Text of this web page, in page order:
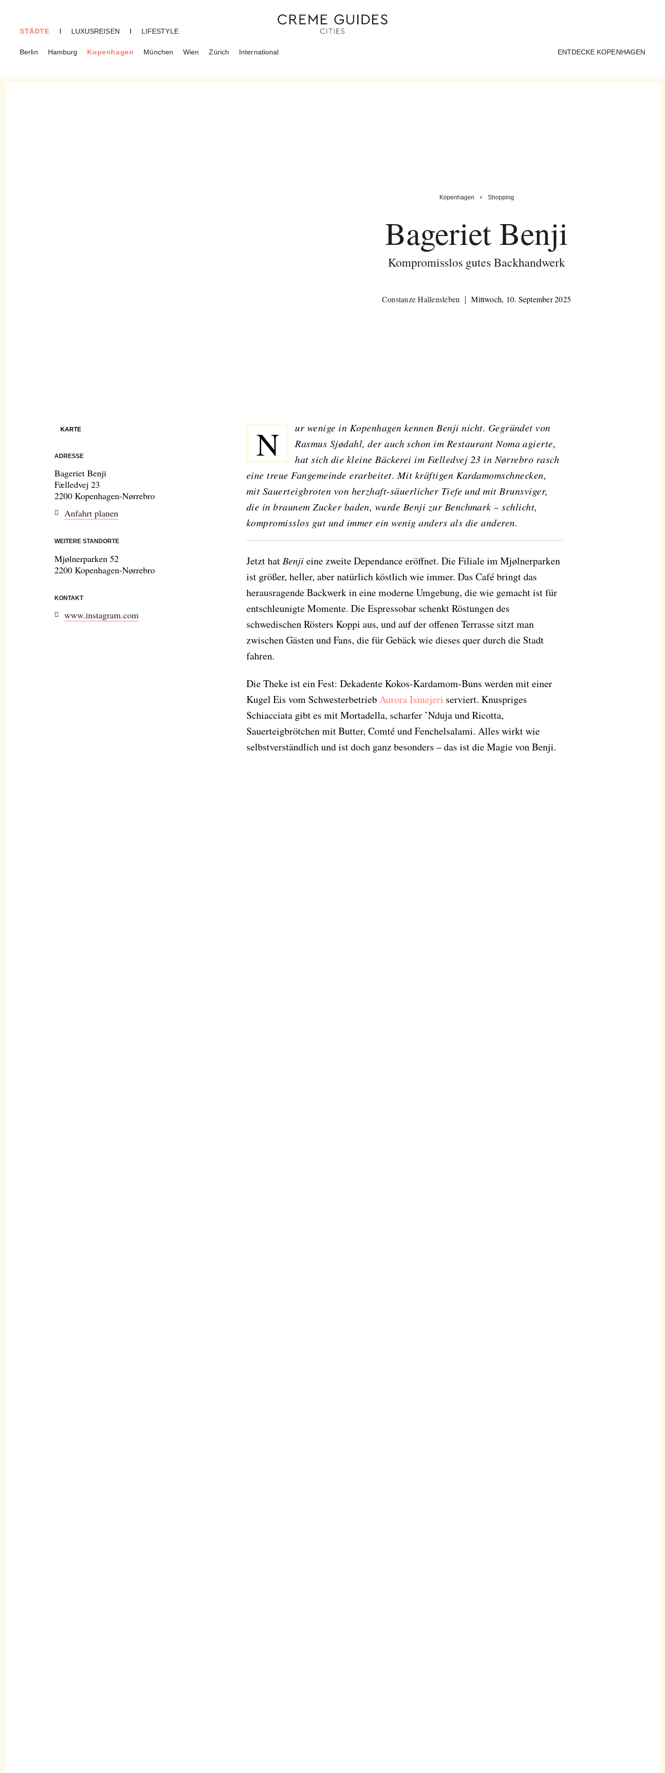
STÄDTE
Berlin Hamburg Kopenhagen München Wien Zürich International
I LUXUSREISEN I LIFESTYLE
ENTDECKE KOPENHAGEN
Kopenhagen Shopping
Bageriet Benji
Kompromisslos gutes Backhandwerk
Constanze Hallensleben Mittwoch, 10. September 2025
KARTE
ADRESSE
Bageriet Benji
Fælledvej 23
2200 Kopenhagen-Nørrebro
Anfahrt planen
WEITERE STANDORTE
Mjølnerparken 52
2200 Kopenhagen-Nørrebro
KONTAKT
www.instagram.com
Nur wenige in Kopenhagen kennen Benji nicht. Gegründet von
Rasmus Sjødahl, der auch schon im Restaurant Noma agierte,
hat sich die kleine Bäckerei im Fælledvej 23 in Nørrebro rasch
eine treue Fangemeinde erarbeitet. Mit kräftigen Kardamomschnecken,
mit Sauerteigbroten von herzhaft-säuerlicher Tiefe und mit Brunsviger,
die in braunem Zucker baden, wurde Benji zur Benchmark – schlicht,
kompromisslos gut und immer ein wenig anders als die anderen.
Jetzt hat Benjieine zweite Dependance eröffnet. Die Filiale im Mjølnerparken
ist größer, heller, aber natürlich köstlich wie immer. Das Café bringt das
herausragende Backwerk in eine moderne Umgebung, die wie gemacht ist für
entschleunigte Momente. Die Espressobar schenkt Röstungen des
schwedischen Rösters Koppi aus, und auf der offenen Terrasse sitzt man
zwischen Gästen und Fans, die für Gebäck wie dieses quer durch die Stadt
fahren.
Die Theke ist ein Fest: Dekadente Kokos-Kardamom-Buns werden mit einer
Kugel Eis vom SchwesterbetriebAurora Ismejeri serviert. Knuspriges
Schiacciata gibt es mit Mortadella, scharfer ’Nduja und Ricotta,
Sauerteigbrötchen mit Butter, Comté und Fenchelsalami. Alles wirkt wie
selbstverständlich und ist doch ganz besonders – das ist die Magie von Benji.